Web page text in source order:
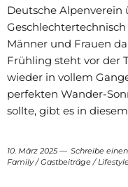
Deutsche Alpenverein
Männer und Frauen
Frühling steht vor der
wieder in vollem
perfekten Wander-
sollte, gibt es in
10. März 2025
Schreibe
Family/Gastbeiträge/